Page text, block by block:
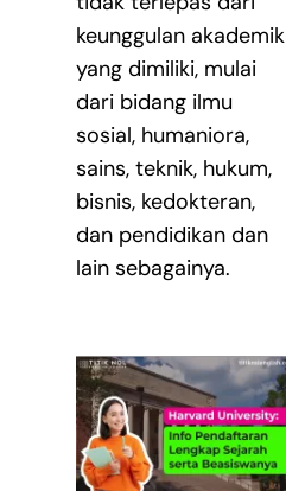
keunggulan akademik
yang dimiliki, mulai
dari bidang ilmu
sosial, humaniora,
sains, teknik, hukum,
bisnis, kedokteran,
dan pendidikan dan
lain sebagainya.